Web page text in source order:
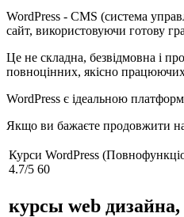
WordPress - CMS (система
сайт, використовуючи готову
Це не складна, безвідмовна і
повноцінних, якісно
WordPress є ідеальною
Якщо ви бажаєте продовжити
Курси WordPress
4.7/5 60
курсы web